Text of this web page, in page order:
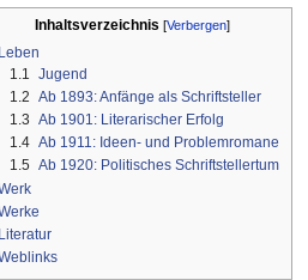
Inhaltsverzeichnis
Leben
1.1
Jugend
1.2 Ab 1893: Anfänge als Schriftsteller
1.3 Ab 1901: Literarischer Erfolg
1.4 Ab 1911: Ideen- und Problemromane
1.5 Ab 1920: Politisches Schriftstellertum
Literatur